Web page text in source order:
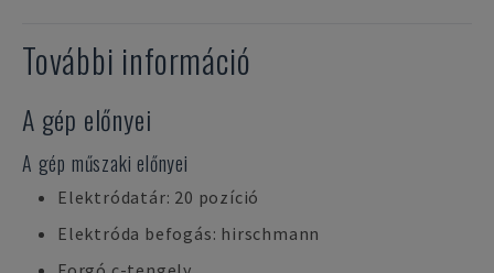
További információ
A gép előnyei
A gép műszaki előnyei
Elektródatár: 20 pozíció
Elektróda befogás: hirschmann